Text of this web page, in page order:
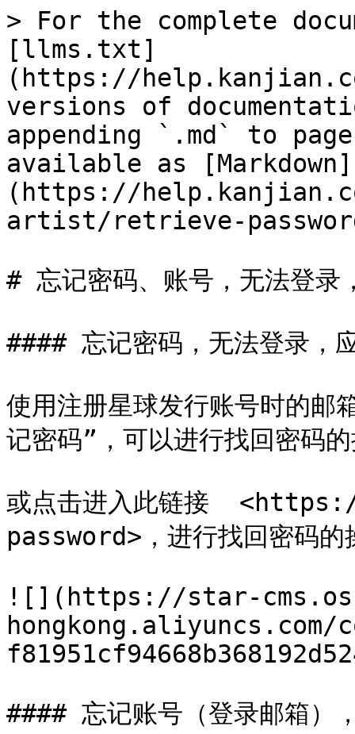
> For the complete
[llms.txt]
(https://
versions of
appending `.md` to
available as [Markdown]
(https://
artist/retrieve-
# 忘记密码、账号，无法登录
#### 忘记密码，无法登录，
使用注册星球发行账号时的邮
记密码”，可以进行找回密码
或点击进入此链接
password>，进行找回密码的
![](https://star-
hongkong.aliyuncs.com/
#### 忘记账号（登录邮箱）